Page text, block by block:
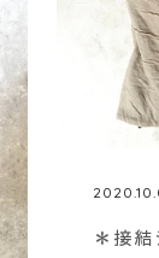
＊接